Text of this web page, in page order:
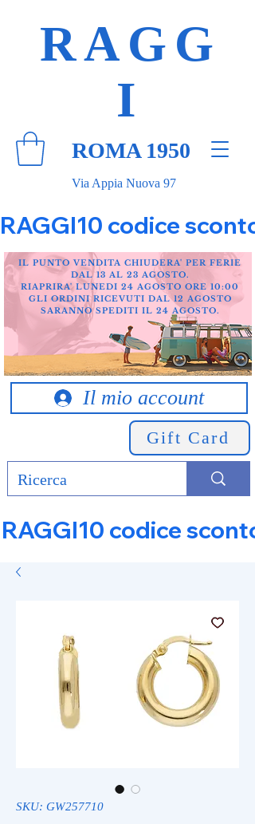
Via Appia Nuova 97
RAGG
I
ROMA 1950
RAGGI10 codice
Il mio account
Gift Card
IL PUNTO VENDITA CHIUDERA' PER FERIE
DAL 13 AL 23 AGOSTO.
RIAPRIRA' LUNEDI 24 AGOSTO ORE 10:00
GLI ORDINI RICEVUTI DAL 12 AGOSTO
SARANNO SPEDITI IL 24 AGOSTO.
RAGGI10 codice
SKU: GW257710